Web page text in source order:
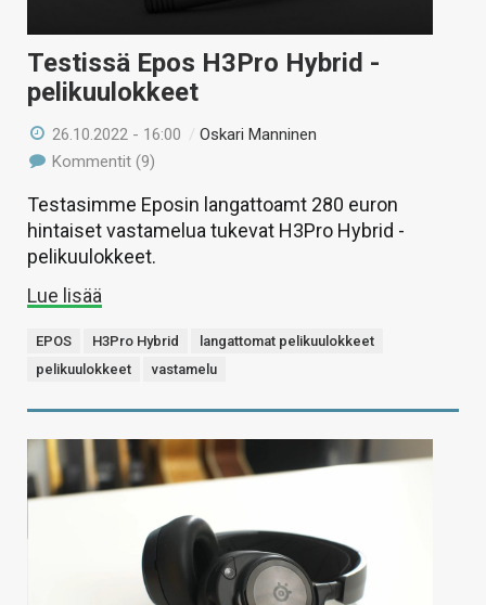
Testissä Epos H3Pro Hybrid -
pelikuulokkeet
26.10.2022 - 16:00 /Oskari Manninen
Kommentit (9)
Testasimme Eposin langattoamt 280 euron
hintaiset vastamelua tukevat H3Pro Hybrid -
pelikuulokkeet.
Lue lisää
EPOS H3Pro Hybrid
langattomat pelikuulokkeet
pelikuulokkeet
vastamelu